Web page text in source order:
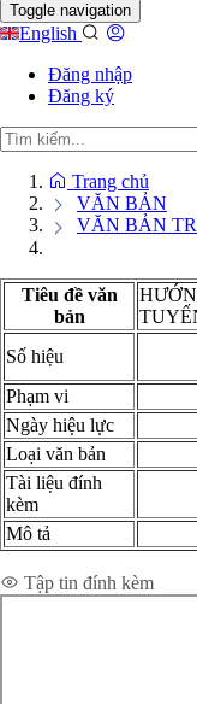
Toggle navigation
English
Đăng nhập
Đăng ký
Trang chủ
VĂN BẢN
VĂN BẢN
Tiêu đề văn
bản
Số hiệu
Phạm vi
Ngày hiệu lực
Loại văn bản
Tài liệu đính
kèm
Mô tả
Tập tin đính kèm